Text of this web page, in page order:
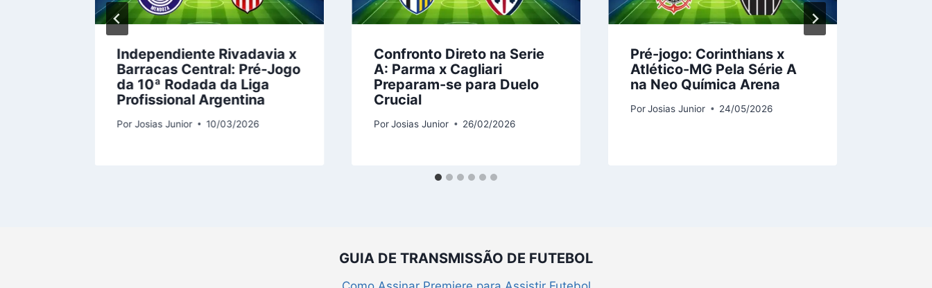
Independiente Rivadavia x
Barracas Central: Pré-Jogo
da 10ª Rodada da Liga
Profissional Argentina
PorJosias Junior 10/03/2026
Confronto Direto na Serie
A: Parma x Cagliari
Preparam-se para Duelo
Crucial
PorJosias Junior 26/02/2026
Pré-jogo: Corinthians x
Atlético-MG Pela Série A
na Neo Química Arena
Por Josias Junior 24/05/2026
GUIA DE TRANSMISSÃO DE FUTEBOL